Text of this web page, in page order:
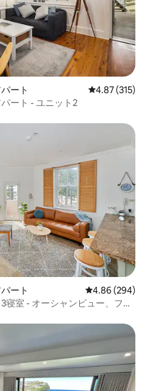
ート レビュー315
4.87 (315)
ート - ユニット2
ート レビュー294
4.86 (294)
寝室 - オーシャンビュー、フェ
。